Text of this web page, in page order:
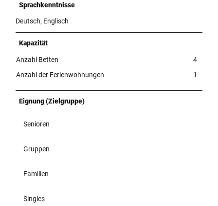
Sprachkenntnisse
Deutsch, Englisch
Kapazität
Anzahl Betten
4
Anzahl der Ferienwohnungen
1
Eignung (Zielgruppe)
Senioren
Gruppen
Familien
Singles